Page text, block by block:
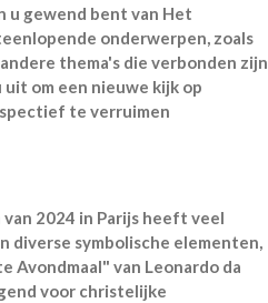
u gewend bent van Het
onderwerpen, zoals
thema's die verbonden zijn
om een nieuwe kijk op
te verruimen
2024 in Parijs heeft veel
diverse symbolische elementen,
Avondmaal" van Leonardo da
voor christelijke